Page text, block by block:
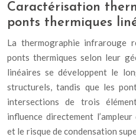
Caractérisation
ponts thermiques
La thermographie infrarouge
ponts thermiques selon leur
linéaires se développent le
structurels, tandis que les
intersections de trois
influence directement
et le risque de condensation